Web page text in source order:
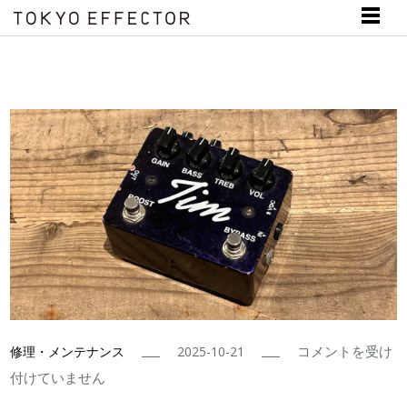
修理・メンテナンス 2025-10-21
Paul
コメントを受け
付けていません